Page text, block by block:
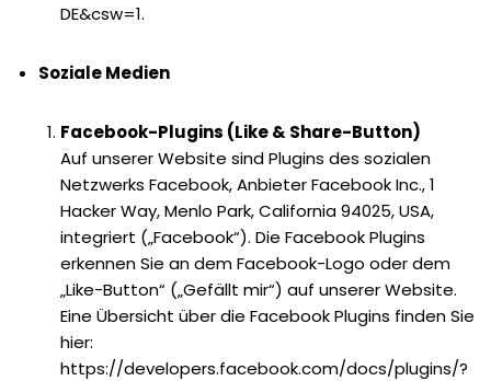
DE&csw=1.
Soziale Medien
Facebook-Plugins (Like & Share-Button)
Auf unserer Website sind Plugins des sozialen
Netzwerks Facebook, Anbieter Facebook Inc., 1
Hacker Way, Menlo Park, California 94025, USA,
integriert („Facebook“). Die Facebook Plugins
erkennen Sie an dem Facebook-Logo oder dem
„Like-Button“ („Gefällt mir“) auf unserer Website.
Eine Übersicht über die Facebook Plugins finden Sie
hier:
https://developers.facebook.com/docs/plugins/?